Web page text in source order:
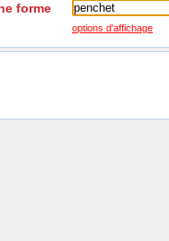
forme
options d'affichage